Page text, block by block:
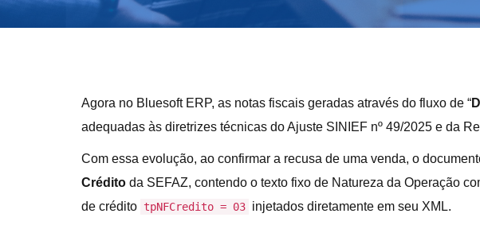
Agora no Bluesoft ERP, as notas fiscais geradas através do fluxo de “
adequadas às diretrizes técnicas do Ajuste SINIEF nº 49/2025 e da
Com essa evolução, ao confirmar a recusa de uma venda, o
Crédito da SEFAZ, contendo o texto fixo de Natureza da Operação
de crédito tpNFCredito = 03 injetados diretamente em seu XML.